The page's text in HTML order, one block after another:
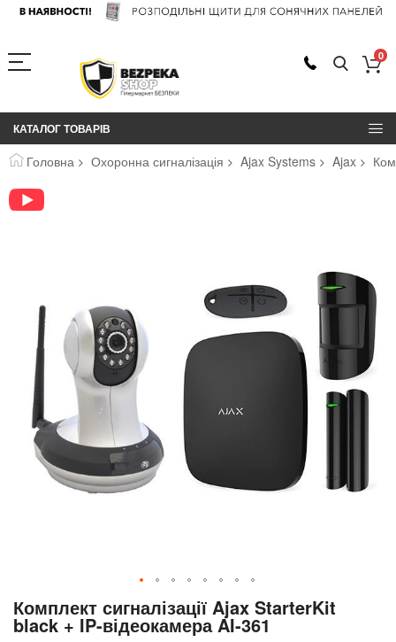
0
КАТАЛОГ ТОВАРІВ
Головна Охоронна сигналізація Ajax Systems Ajax
Перейти
до
Перейти
до
початку
Комплект сигналізації Ajax StarterKit
black + IP-відеокамера AI-361